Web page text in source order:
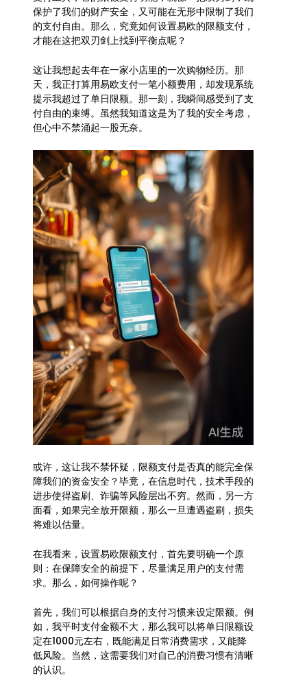
保护了我们的财产安全，又可能在无形中限制了我们
的支付自由。那么，究竟如何设置易欧的限额支付，
才能在这把双刃剑上找到平衡点呢？
这让我想起去年在一家小店里的一次购物经历。那
天，我正打算用易欧支付一笔小额费用，却发现系统
提示我超过了单日限额。那一刻，我瞬间感受到了支
付自由的束缚。虽然我知道这是为了我的安全考虑，
但心中不禁涌起一股无奈。
或许，这让我不禁怀疑，限额支付是否真的能完全保
障我们的资金安全？毕竟，在信息时代，技术手段的
进步使得盗刷、诈骗等风险层出不穷。然而，另一方
面看，如果完全放开限额，那么一旦遭遇盗刷，损失
将难以估量。
在我看来，设置易欧限额支付，首先要明确一个原
则：在保障安全的前提下，尽量满足用户的支付需
求。那么，如何操作呢？
首先，我们可以根据自身的支付习惯来设定限额。例
如，我平时支付金额不大，那么我可以将单日限额设
定在1000元左右，既能满足日常消费需求，又能降
低风险。当然，这需要我们对自己的消费习惯有清晰
的认识。